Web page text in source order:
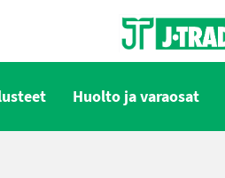
Huolto ja varaosat